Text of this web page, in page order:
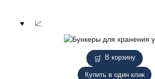
В корзину
Купить в один клик